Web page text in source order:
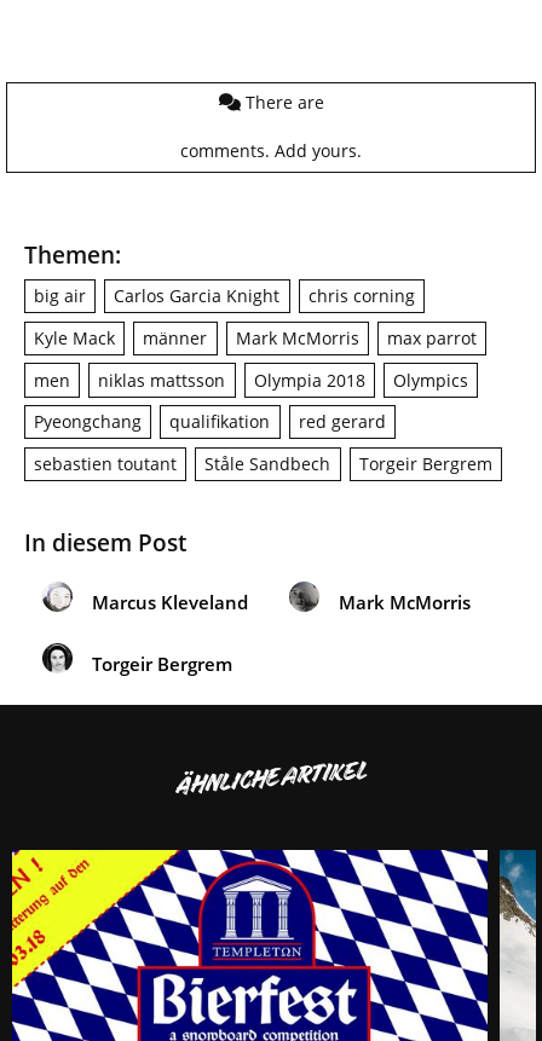
There are
comments. Add yours.
Themen:
big air Carlos Garcia Knight
chris corning
Kyle Mack
männer Mark McMorris
max parrot
men
niklas mattsson Olympia 2018
Olympics
Pyeongchang
qualifikation
red gerard
sebastien toutant
Ståle Sandbech Torgeir Bergrem
In diesem Post
Marcus Kleveland Mark McMorris
Torgeir Bergrem
ÄHNLICHE ARTIKEL